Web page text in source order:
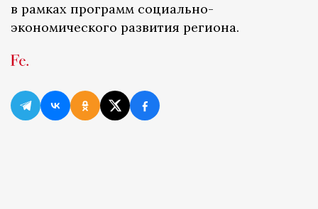
в рамках программ социально-
экономического развития региона.